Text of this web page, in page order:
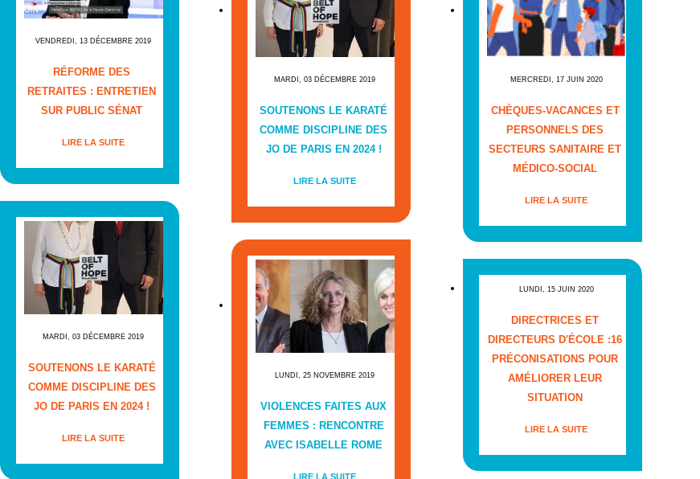
VENDREDI, 13 DÉCEMBRE 2019
RÉFORME DES
RETRAITES : ENTRETIEN
SUR PUBLIC SÉNAT
LIRE LA SUITE
MARDI, 03 DÉCEMBRE 2019
SOUTENONS LE KARATÉ
COMME DISCIPLINE DES
JO DE PARIS EN 2024 !
LIRE LA SUITE
MARDI, 03 DÉCEMBRE 2019
SOUTENONS LE KARATÉ
COMME DISCIPLINE DES
JO DE PARIS EN 2024 !
LIRE LA SUITE
LUNDI, 25 NOVEMBRE 2019
VIOLENCES FAITES AUX
FEMMES : RENCONTRE
AVEC ISABELLE ROME
LIRE LA SUITE
MERCREDI, 17 JUIN 2020
CHÈQUES-VACANCES ET
PERSONNELS DES
SECTEURS SANITAIRE ET
MÉDICO-SOCIAL
LIRE LA SUITE
LUNDI, 15 JUIN 2020
DIRECTRICES ET
DIRECTEURS D'ÉCOLE :16
PRÉCONISATIONS POUR
AMÉLIORER LEUR
SITUATION
LIRE LA SUITE